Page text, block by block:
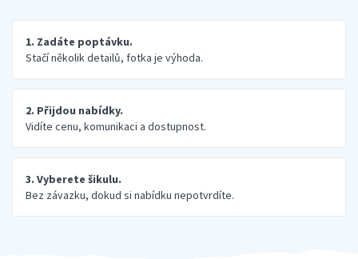
1. Zadáte poptávku.
Stačí několik detailů, fotka je výhoda.
2. Přijdou nabídky.
Vidíte cenu, komunikaci a dostupnost.
3. Vyberete šikulu.
Bez závazku, dokud si nabídku nepotvrdíte.